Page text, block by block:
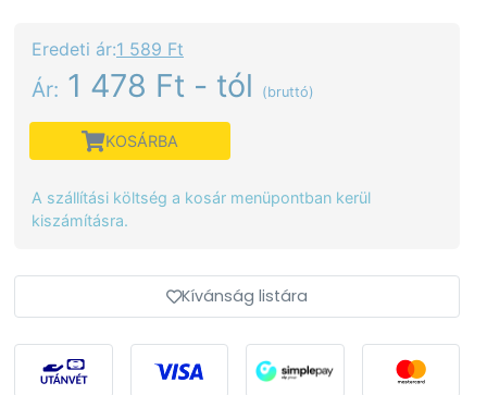
Eredeti ár:1 589 Ft
Ár: 1 478 Ft - tól (bruttó)
KOSÁRBA
A szállítási költség a kosár menüpontban kerül
kiszámításra.
Kívánság listára